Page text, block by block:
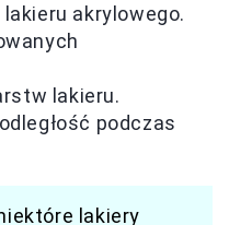
akrylowego.
lakieru.
podczas
lakiery